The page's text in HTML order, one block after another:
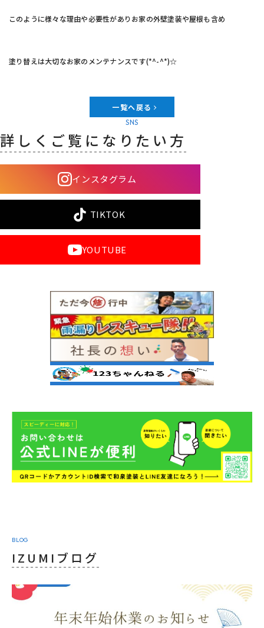
このように様々な理由や必要性がありお家の外壁塗装や屋根も含め
塗り替えは大切なお家のメンテナンスです(*^-^*)☆
一覧へ戻る
SNS
詳しくご覧になりたい方
インスタグラム
TIKTOK
YOUTUBE
BLOG
IZUMIブログ